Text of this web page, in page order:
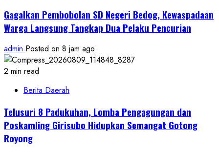
Gagalkan Pembobolan SD Negeri Bedog, Kewaspadaan
Warga Langsung Tangkap Dua Pelaku Pencurian
admin Posted on 8 jam ago
2 min read
Berita Daerah
Telusuri 8 Padukuhan, Lomba Pengagungan dan
Poskamling Girisubo Hidupkan Semangat Gotong
Royong